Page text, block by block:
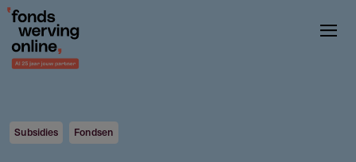
Overslaan
naar
de
gaan
Subsidies Fondsen